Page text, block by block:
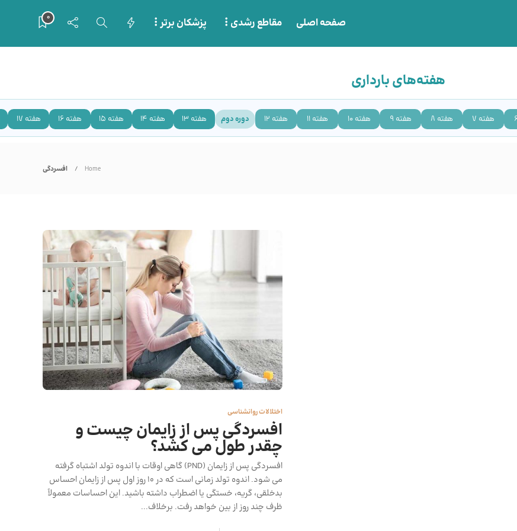
صفحه اصلی مقاطع رشدی پزشکان برتر 0
هفته‌های بارداری
هفته 7 هفته 8 هفته 9 هفته 10 هفته 11 هفته 12 دوره دوم هفته 13 هفته 14 هفته 15 هفته 16 هفته 17
Home افسردگی
اختلالات روانشناسی
افسردگی پس از زایمان چیست و
چقدر طول می کشد؟
افسردگی پس از زایمان (PND) گاهی اوقات با اندوه تولد اشتباه گرفته
می شود. اندوه تولد زمانی است که در 10 روز اول پس از زایمان احساس
بدخلقی، گریه، خستگی یا اضطراب داشته باشید. این احساسات معمولاً
ظرف چند روز از بین خواهد رفت. برخلاف...